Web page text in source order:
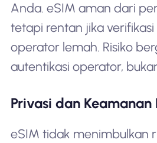
Anda. eSIM aman dari
tetapi rentan jika
operator lemah. Risiko
autentikasi operator,
Privasi dan Keamanan
eSIM tidak menimbulkan